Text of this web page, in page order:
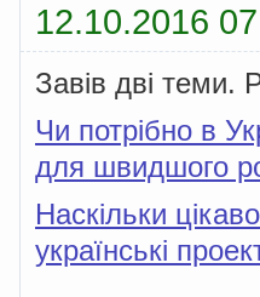
12.10.2016
Завів дві
Чи потрібно в
для швидшого
Наскільки
українські